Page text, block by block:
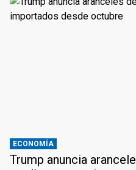
ECONOMÍA
Trump anuncia